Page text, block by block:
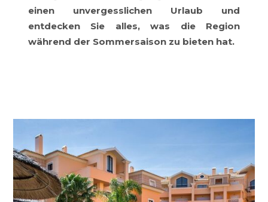
einen unvergesslichen Urlaub und
entdecken Sie alles, was die Region
während der Sommersaison zu bieten hat.